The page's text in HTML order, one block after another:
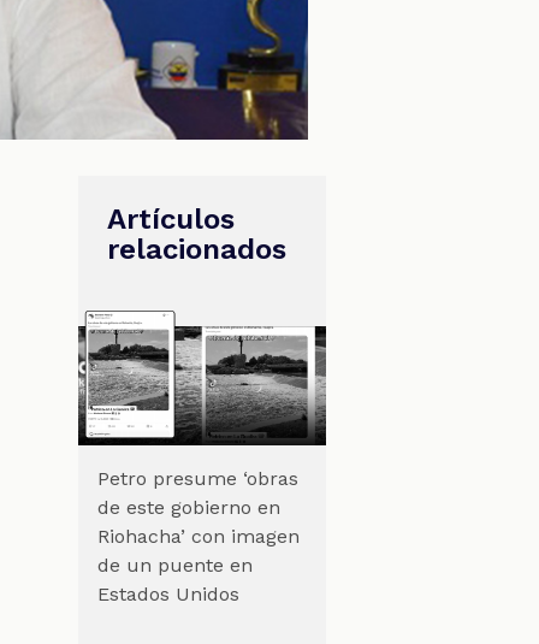
Artículos
relacionados
Petro presume ‘obras
de este gobierno en
Riohacha’ con imagen
de un puente en
Estados Unidos